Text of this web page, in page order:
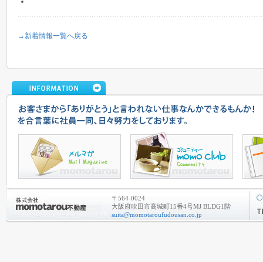
→新着情報一覧へ戻る
〒564-0024
大阪府吹田市高城町15番4号MJ BLDG1階
suita@momotaroufudousan.co.jp